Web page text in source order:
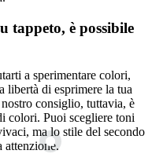
tappeto, è possibile
a sperimentare colori,
di esprimere la tua
consiglio, tuttavia, è
colori. Puoi scegliere toni
ma lo stile del secondo
attenzione.